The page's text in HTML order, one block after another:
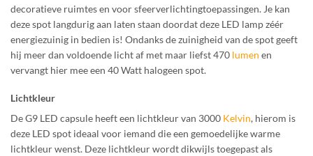
decoratieve ruimtes en voor sfeerverlichtingtoepassingen. Je kan
deze spot langdurig aan laten staan doordat deze LED lamp zéér
energiezuinig in bedien is! Ondanks de zuinigheid van de spot geeft
hij meer dan voldoende licht af met maar liefst 470 lumen en
vervangt hier mee een 40 Watt halogeen spot.
Lichtkleur
De G9 LED capsule heeft een lichtkleur van 3000 Kelvin, hierom is
deze LED spot ideaal voor iemand die een gemoedelijke warme
lichtkleur wenst. Deze lichtkleur wordt dikwijls toegepast als